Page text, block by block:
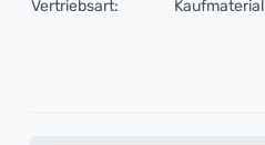
Vertriebsart:
Kaufmaterial